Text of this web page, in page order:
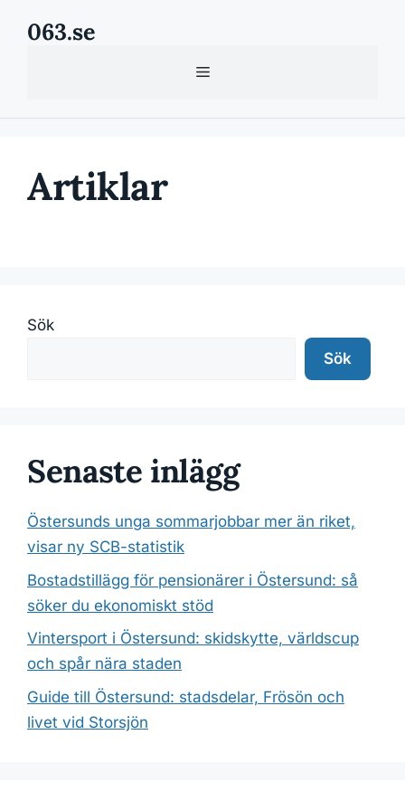
063.se
Meny
Artiklar
Sök
Sök
Senaste inlägg
Östersunds unga sommarjobbar mer än riket,
visar ny SCB-statistik
Bostadstillägg för pensionärer i Östersund: så
söker du ekonomiskt stöd
Vintersport i Östersund: skidskytte, världscup
och spår nära staden
Guide till Östersund: stadsdelar, Frösön och
livet vid Storsjön